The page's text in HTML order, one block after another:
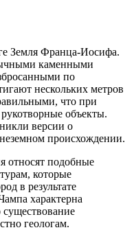
Земля Франца-Иосифа.
каменными
по
нескольких метров
что при
объекты.
версии о
происхождении.
относят подобные
которые
в результате
характерна
геологам.